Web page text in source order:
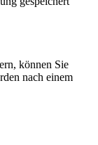
können Sie
nach einem